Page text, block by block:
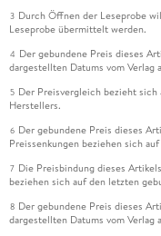
3 Durch Öffnen der Leseprobe
Leseprobe übermittelt werden.
4 Der gebundene Preis dieses
dargestellten Datums vom Verlag
5 Der Preisvergleich bezieht
Herstellers.
6 Der gebundene Preis dieses
Preissenkungen beziehen sich
7 Die Preisbindung dieses
beziehen sich auf den letzten
8 Der gebundene Preis dieses
dargestellten Datums vom Verlag